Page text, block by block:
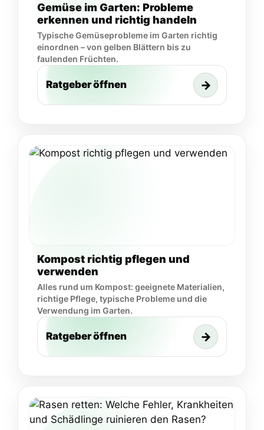
Gemüse im Garten: Probleme
erkennen und richtig handeln
Typische Gemüseprobleme im Garten richtig
einordnen – von gelben Blättern bis zu
faulenden Früchten.
Ratgeber öffnen →
Kompost richtig pflegen und
verwenden
Alles rund um Kompost: geeignete Materialien,
richtige Pflege, typische Probleme und die
Verwendung im Garten.
Ratgeber öffnen →